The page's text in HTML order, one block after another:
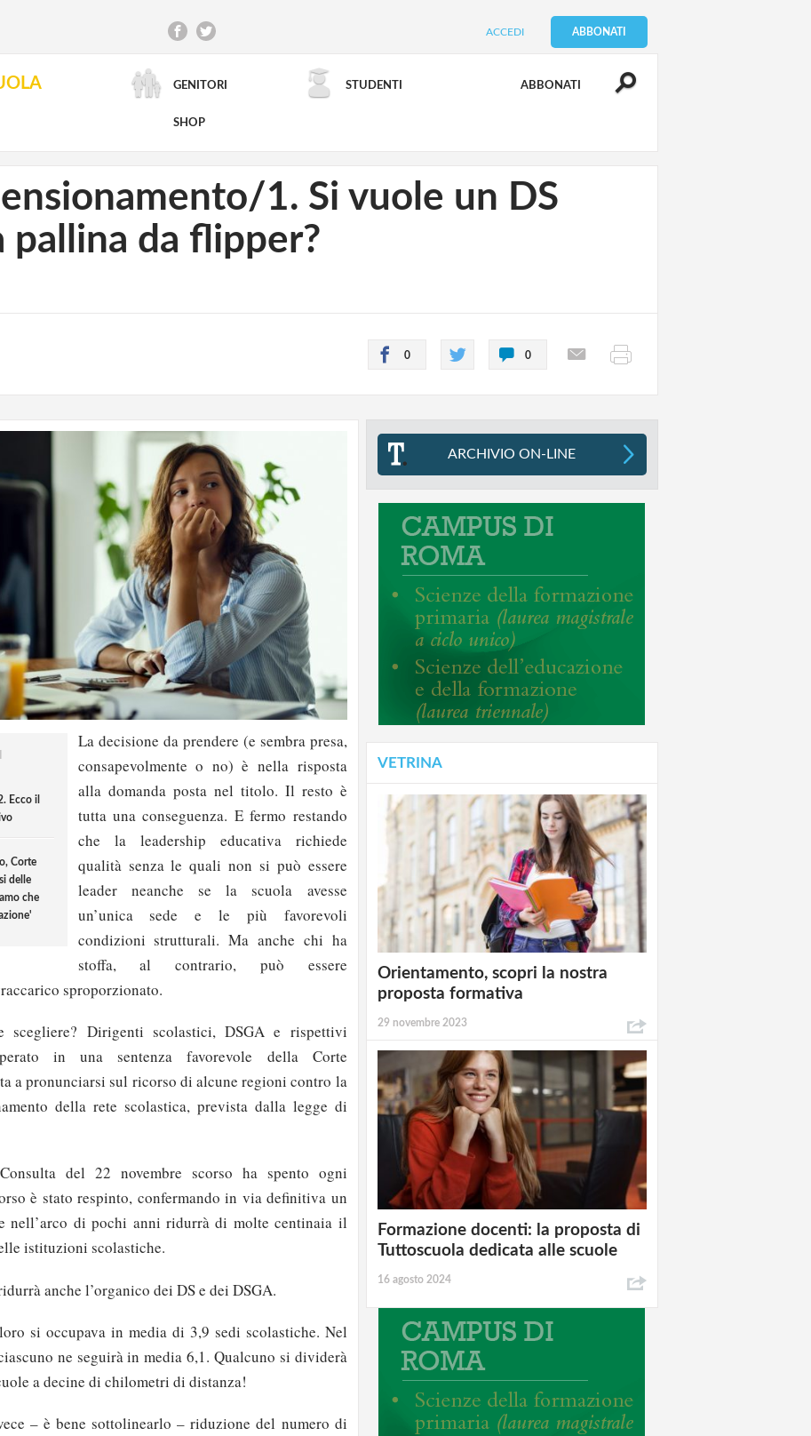
ACCEDI ABBONATI
GENITORI STUDENTI ABBONATI
SHOP
RICERCA AVANZATA
1. Si vuole un DS
pallina da flipper?
0 0
Ecco il
Corte
delle
che
La decisione da prendere (e sembra presa,
consapevolmente o no) è nella risposta
alla domanda posta nel titolo. Il resto è
tutta una conseguenza. E fermo restando
che la leadership educativa richiede
qualità senza le quali non si può essere
leader neanche se la scuola avesse
un’unica sede e le più favorevoli
condizioni strutturali. Ma anche chi ha
stoffa, al contrario, può essere
sproporzionato.
scegliere? Dirigenti scolastici, DSGA e rispettivi
in una sentenza favorevole della Corte
a pronunciarsi sul ricorso di alcune regioni contro la
della rete scolastica, prevista dalla legge di
del 22 novembre scorso ha spento ogni
è stato respinto, confermando in via definitiva un
nell’arco di pochi anni ridurrà di molte centinaia il
istituzioni scolastiche.
anche l’organico dei DS e dei DSGA.
si occupava in media di 3,9 sedi scolastiche. Nel
ne seguirà in media 6,1. Qualcuno si dividerà
a decine di chilometri di distanza!
– è bene sottolinearlo – riduzione del numero di
ARCHIVIO ON-LINE
VETRINA
Orientamento, scopri la nostra
proposta formativa
29 novembre 2023
Formazione docenti: la proposta di
Tuttoscuola dedicata alle scuole
16 agosto 2024